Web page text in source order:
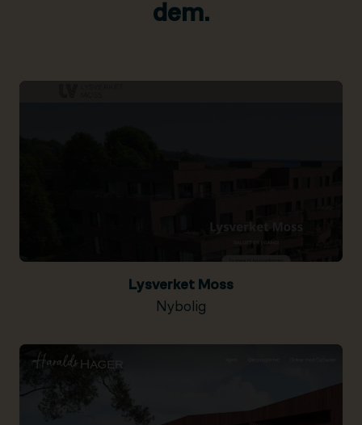
dem.
Lysverket Moss
Nybolig